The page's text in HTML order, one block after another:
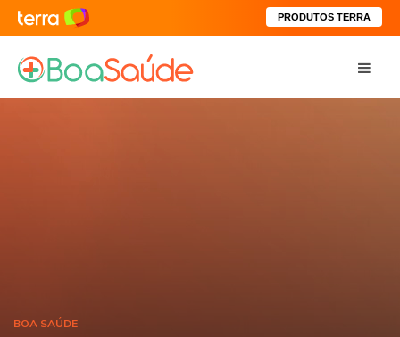
PRODUTOS TERRA
BOA SAÚDE